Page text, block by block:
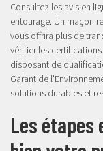
Consultez les avis en
entourage. Un maçon
vous offrira plus de
vérifier les
disposant de
Garant de
solutions durables et
Les étapes